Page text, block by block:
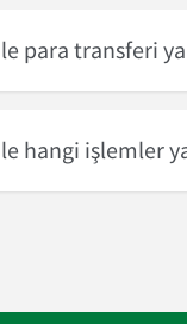
para transferi
hangi işlemler